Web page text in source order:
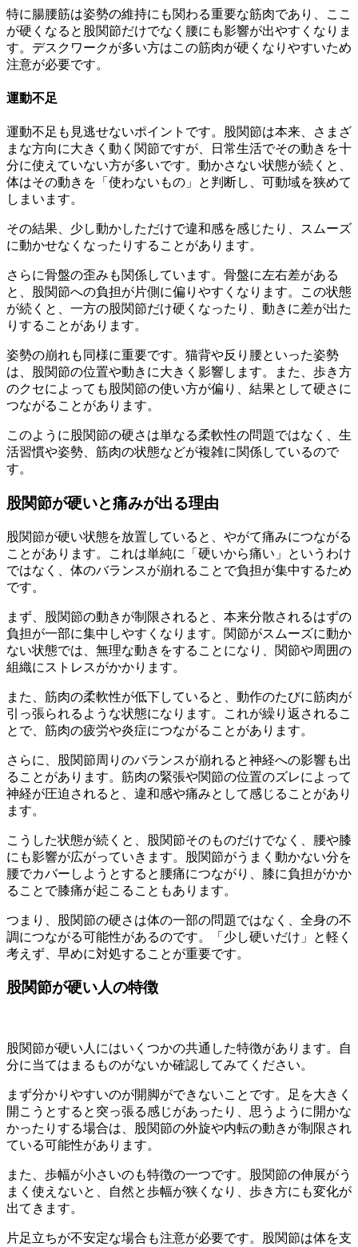
特に腸腰筋は姿勢の維持にも関わる重要な筋肉であり、ここ
が硬くなると股関節だけでなく腰にも影響が出やすくなりま
す。デスクワークが多い方はこの筋肉が硬くなりやすいため
注意が必要です。
運動不足
運動不足も見逃せないポイントです。股関節は本来、さまざ
まな方向に大きく動く関節ですが、日常生活でその動きを十
分に使えていない方が多いです。動かさない状態が続くと、
体はその動きを「使わないもの」と判断し、可動域を狭めて
しまいます。
その結果、少し動かしただけで違和感を感じたり、スムーズ
に動かせなくなったりすることがあります。
さらに骨盤の歪みも関係しています。骨盤に左右差がある
と、股関節への負担が片側に偏りやすくなります。この状態
が続くと、一方の股関節だけ硬くなったり、動きに差が出た
りすることがあります。
姿勢の崩れも同様に重要です。猫背や反り腰といった姿勢
は、股関節の位置や動きに大きく影響します。また、歩き方
のクセによっても股関節の使い方が偏り、結果として硬さに
つながることがあります。
このように股関節の硬さは単なる柔軟性の問題ではなく、生
活習慣や姿勢、筋肉の状態などが複雑に関係しているので
す。
股関節が硬いと痛みが出る理由
股関節が硬い状態を放置していると、やがて痛みにつながる
ことがあります。これは単純に「硬いから痛い」というわけ
ではなく、体のバランスが崩れることで負担が集中するため
です。
まず、股関節の動きが制限されると、本来分散されるはずの
負担が一部に集中しやすくなります。関節がスムーズに動か
ない状態では、無理な動きをすることになり、関節や周囲の
組織にストレスがかかります。
また、筋肉の柔軟性が低下していると、動作のたびに筋肉が
引っ張られるような状態になります。これが繰り返されるこ
とで、筋肉の疲労や炎症につながることがあります。
さらに、股関節周りのバランスが崩れると神経への影響も出
ることがあります。筋肉の緊張や関節の位置のズレによって
神経が圧迫されると、違和感や痛みとして感じることがあり
ます。
こうした状態が続くと、股関節そのものだけでなく、腰や膝
にも影響が広がっていきます。股関節がうまく動かない分を
腰でカバーしようとすると腰痛につながり、膝に負担がかか
ることで膝痛が起こることもあります。
つまり、股関節の硬さは体の一部の問題ではなく、全身の不
調につながる可能性があるのです。「少し硬いだけ」と軽く
考えず、早めに対処することが重要です。
股関節が硬い人の特徴
股関節が硬い人にはいくつかの共通した特徴があります。自
分に当てはまるものがないか確認してみてください。
まず分かりやすいのが開脚ができないことです。足を大きく
開こうとすると突っ張る感じがあったり、思うように開かな
かったりする場合は、股関節の外旋や内転の動きが制限され
ている可能性があります。
また、歩幅が小さいのも特徴の一つです。股関節の伸展がう
まく使えないと、自然と歩幅が狭くなり、歩き方にも変化が
出てきます。
片足立ちが不安定な場合も注意が必要です。股関節は体を支